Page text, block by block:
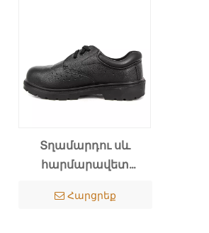
Տղամարդու սև
հարմարավետ
կոշիկներ 3106
Հարցրեք